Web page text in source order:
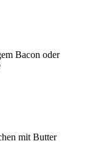
Bacon oder
mit Butter